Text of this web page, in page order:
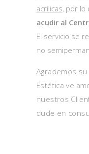
acrílicas, por lo
acudir al
El servicio se
no
Agrademos
Estética
nuestros
dude en